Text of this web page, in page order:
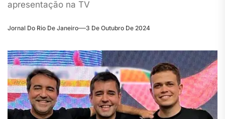
apresentação na TV
Jornal Do Rio De Janeiro 3 De Outubro De 2024